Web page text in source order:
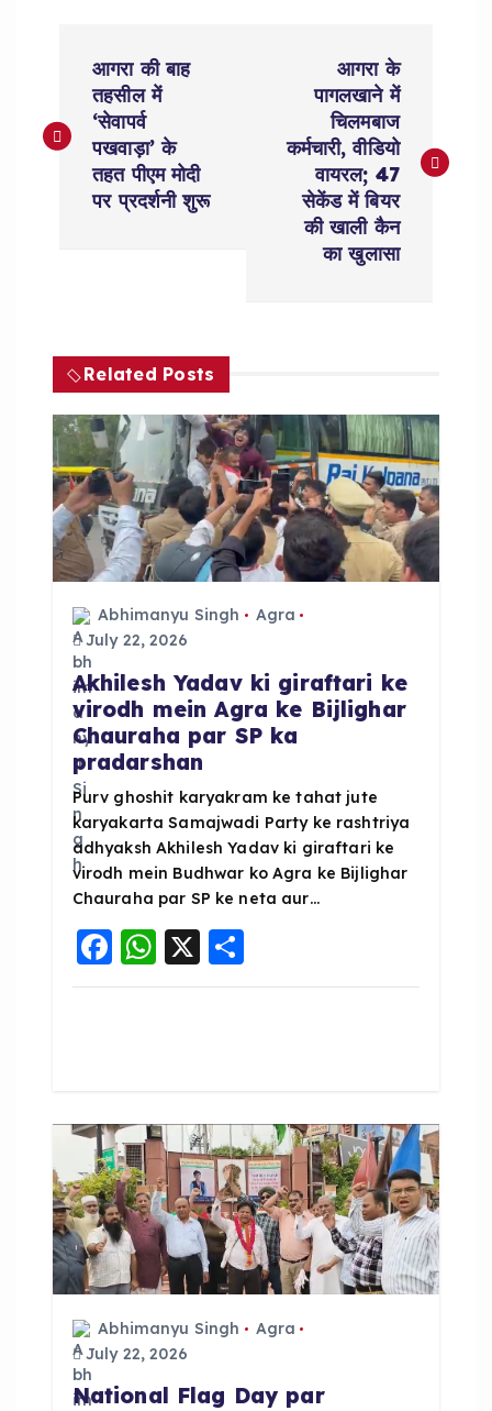
s
v
g
a
t
आगरा की बाह
तहसील में
‘सेवापर्व
पखवाड़ा’ के
तहत पीएम मोदी
पर प्रदर्शनी शुरू
आगरा के
पागलखाने में
चिलमबाज
कर्मचारी, वीडियो
वायरल; 47
सेकेंड में बियर
की खाली कैन
का खुलासा
Related Posts
Abhimanyu Singh
Agra
July 22, 2026
Akhilesh Yadav ki giraftari ke
virodh mein Agra ke Bijlighar
Chauraha par SP ka
pradarshan
Purv ghoshit karyakram ke tahat jute
karyakarta Samajwadi Party ke rashtriya
adhyaksh Akhilesh Yadav ki giraftari ke
virodh mein Budhwar ko Agra ke Bijlighar
Chauraha par SP ke neta aur…
F
a
o
o
k
W
h
p
p
X S
h
Abhimanyu Singh
Agra
July 22, 2026
National Flag Day par